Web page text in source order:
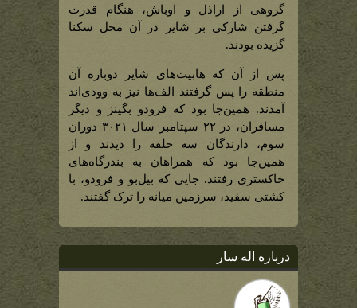
گروهی از اراذل و اوباش، هنگام قدرت
گرفتن شارکی بر شایر در آن محل سکنا
گزیده بودند.
پس از آن که هابیت‌های شایر دوباره آن
منطقه را پس گرفتند الف‌ها نیز به وودی‌اند
آمدند. همین‌جا بود که فرودو بگینز و دیگر
مسافران، در ۲۲ سپتامبر سال ۳۰۲۱ دوران
سوم، دارندگان سه حلقه را دیدند و از
همین‌جا بود که همراهان به بندرگاه‌های
خاکستری رفتند. جایی که بیل‌بو و فرودو، با
کشتی سفید، سرزمین میانه را ترک گفتند.
درباره اله سار